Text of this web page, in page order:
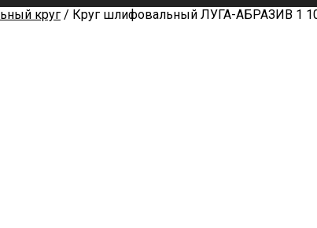
круг / Круг шлифовальный ЛУГА-АБРАЗИВ 1